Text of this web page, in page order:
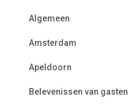
Algemeen
Amsterdam
Apeldoorn
Belevenissen van gasten